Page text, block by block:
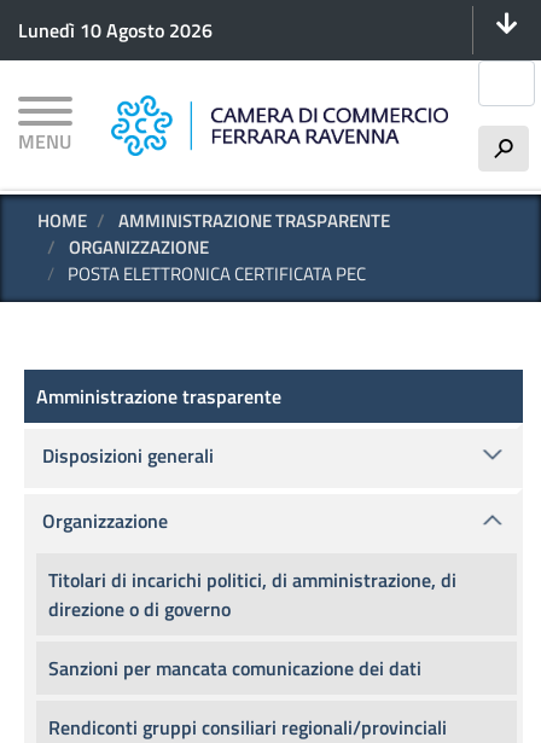
principale
Lunedì 10 Agosto 2026
MENU h
HOME
AMMINISTRAZIONE TRASPARENTE
ORGANIZZAZIONE
POSTA ELETTRONICA CERTIFICATA PEC
Amministrazione trasparente
Amministrazione trasparente
Disposizioni generali
Organizzazione
Titolari di incarichi politici, di amministrazione, di
direzione o di governo
Sanzioni per mancata comunicazione dei dati
Rendiconti gruppi consiliari regionali/provinciali